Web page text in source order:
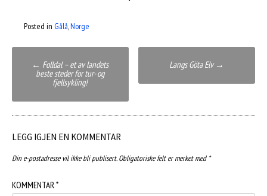
Posted in Gålå,Norge
Post
navigation
← Folldal – et av landets
beste steder for tur- og
fjellsykling!
Langs Göta Elv →
LEGG IGJEN EN KOMMENTAR
Din e-postadresse vil ikke bli publisert. Obligatoriske felt er merket med *
KOMMENTAR *